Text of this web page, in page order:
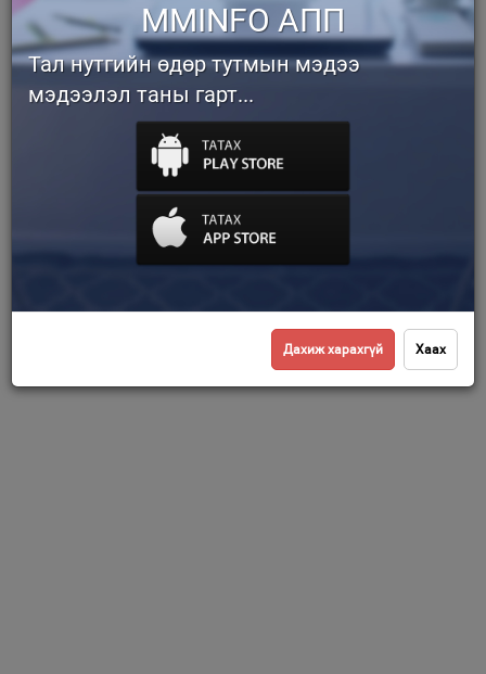
MMINFO АПП
Тал нутгийн өдөр тутмын мэдээ
мэдээлэл таны гарт...
Дахиж харахгүй Хаах